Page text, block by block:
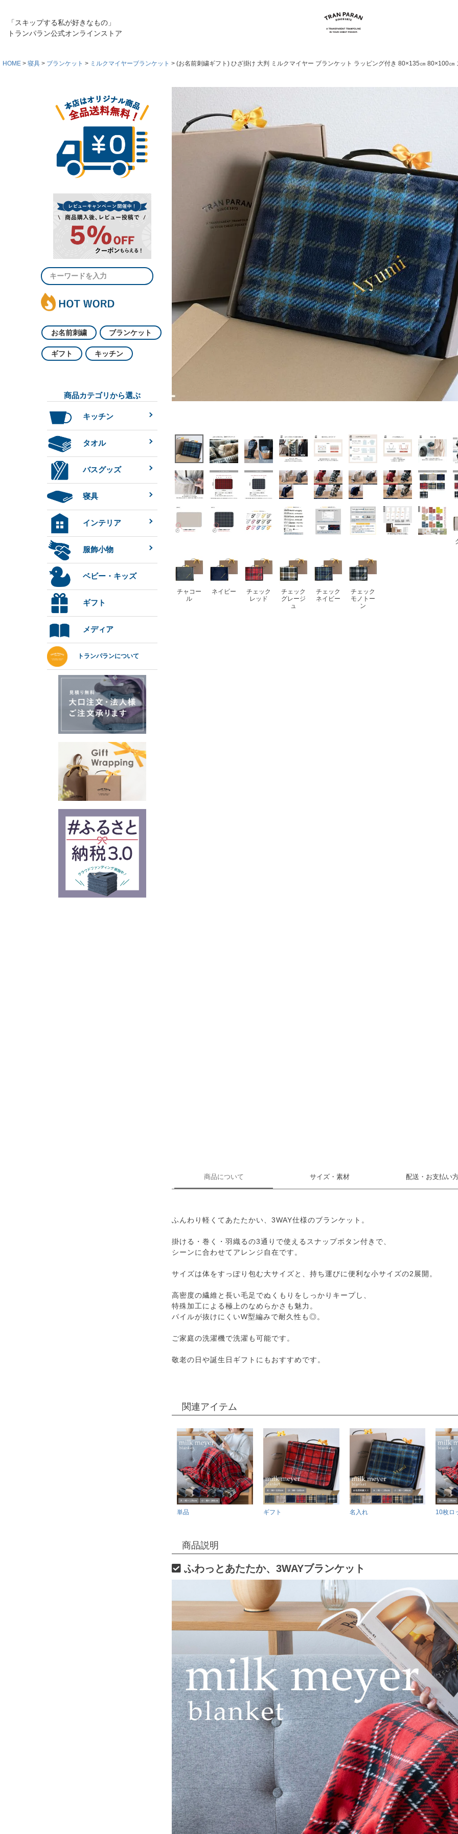
「スキップする私が好きなもの」
トランパラン公式オンラインストア
HOME 寝具 ブランケット ミルクマイヤーブランケット (お名前刺繍ギフト) ひざ掛け 大判 ミルクマイヤー ブランケット ラッピング付き 80×135㎝ 80×100㎝
お名前刺繍 ブランケット
ギフト キッチン
商品カテゴリから選ぶ
キッチン
タオル
バスグッズ
寝具
インテリア
服飾小物
ベビー・キッズ
ギフト
メディア
トランパランについて
チャコー
ル
ネイビー
チェック
レッド
チェック
グレージ
ュ
チェック
ネイビー
チェック
モノトー
ン
商品について サイズ・素材 配送・お支払い
ふんわり軽くてあたたかい、3WAY仕様のブランケット。
掛ける・巻く・羽織るの3通りで使えるスナップボタン付きで、
シーンに合わせてアレンジ自在です。
サイズは体をすっぽり包む大サイズと、持ち運びに便利な小サイズの2展開。
高密度の繊維と長い毛足でぬくもりをしっかりキープし、
特殊加工による極上のなめらかさも魅力。
パイルが抜けにくいW型編みで耐久性も◎。
ご家庭の洗濯機で洗濯も可能です。
敬老の日や誕生日ギフトにもおすすめです。
関連アイテム
単品 ギフト 名入れ 10枚ロ
商品説明
ふわっとあたたか、3WAYブランケット